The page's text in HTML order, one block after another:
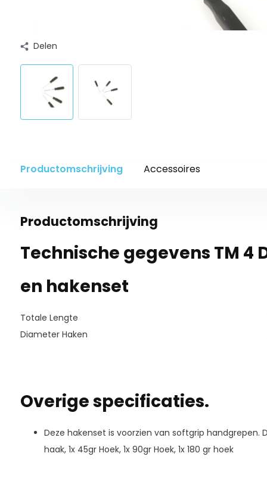
Delen
Productomschrijving Accessoires
Productomschrijving
Technische gegevens TM 4
en hakenset
Totale Lengte
Diameter Haken
Overige specificaties.
Deze hakenset is voorzien van softgrip handgrepen.
haak, 1x 45gr Hoek, 1x 90gr Hoek, 1x 180 gr hoek